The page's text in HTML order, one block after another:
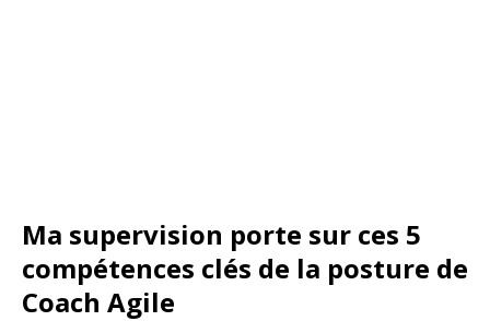
Ma supervision porte sur ces 5
compétences clés de la posture de
Coach Agile